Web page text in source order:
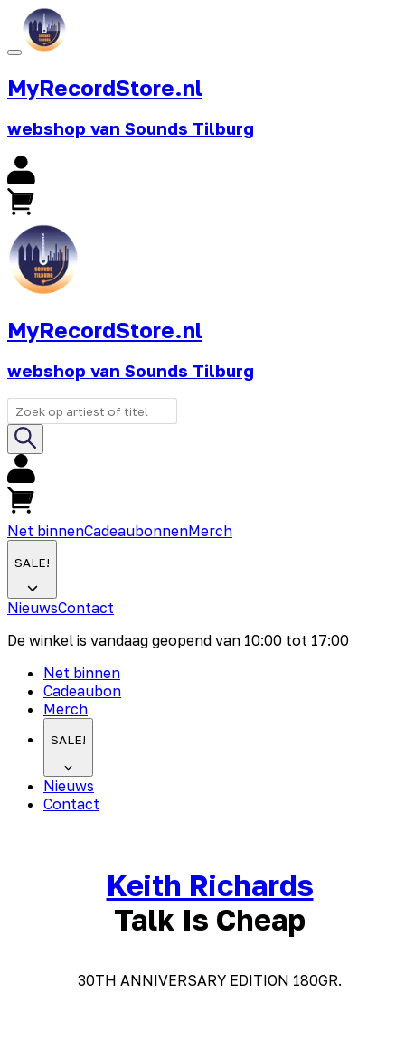
MyRecordStore.nl
webshop van Sounds Tilburg
MyRecordStore.nl
webshop van Sounds Tilburg
Net binnenCadeaubonnenMerch
SALE!
NieuwsContact
De winkel is vandaag geopend van 10:00 tot 17:00
Net binnen
Cadeaubon
Merch
SALE!
Nieuws
Contact
Keith Richards
Talk Is Cheap
30TH ANNIVERSARY EDITION 180GR.